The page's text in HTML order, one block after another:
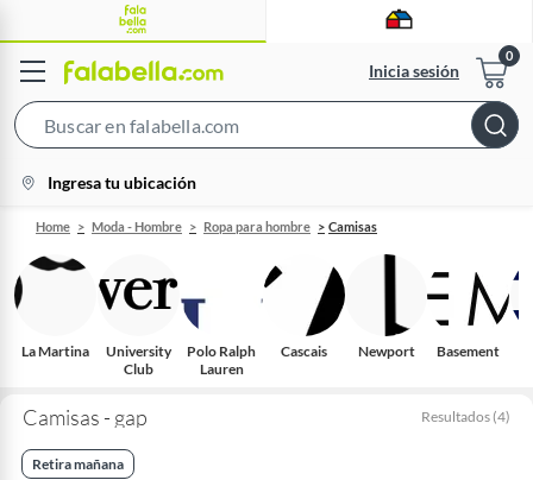
Inicia sesión
Bar
location-
icon
Ingresa tu ubicación
Home Moda - Hombre Ropa para hombre Camisas
La Martina
University
Club
Polo Ralph
Lauren
Cascais Newport Basement
Camisas - gap Resultados (4)
Retira mañana